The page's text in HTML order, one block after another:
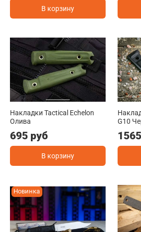
В корзину
Накладки Tactical Echelon
Олива
695 руб
В корзину
G10
Новинка